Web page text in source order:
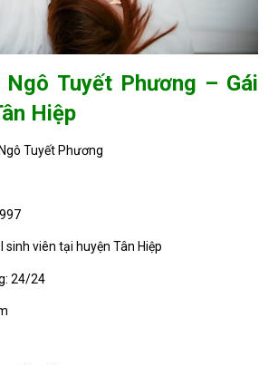
Ngô Tuyết Phương – Gái
Hiệp
Tuyết Phương
sinh viên tại huyện Tân Hiệp
24/24